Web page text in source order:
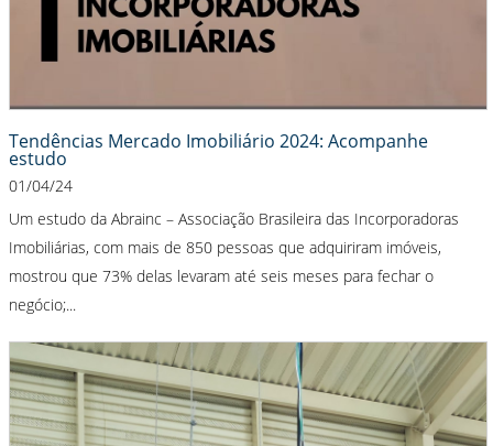
Tendências Mercado Imobiliário 2024: Acompanhe
estudo
01/04/24
Um estudo da Abrainc – Associação Brasileira das Incorporadoras
Imobiliárias, com mais de 850 pessoas que adquiriram imóveis,
mostrou que 73% delas levaram até seis meses para fechar o
negócio;...